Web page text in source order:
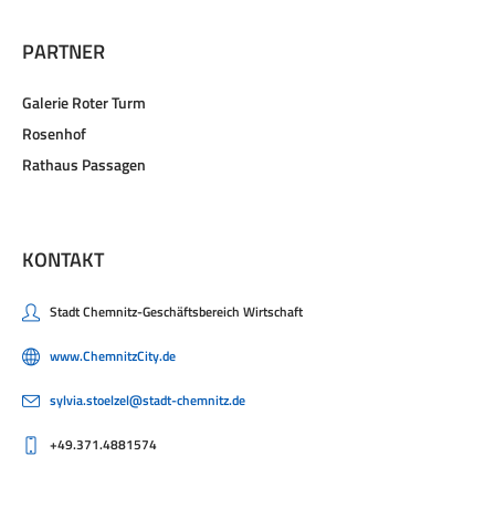
PARTNER
Galerie Roter Turm
Rosenhof
Rathaus Passagen
KONTAKT
Stadt Chemnitz-Geschäftsbereich Wirtschaft
www.ChemnitzCity.de
sylvia.stoelzel@stadt-chemnitz.de
+49.371.4881574